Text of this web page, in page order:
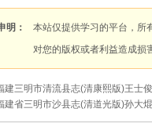
明：
本站仅提供学习的平台，所
对您的版权或者利益造成损
建三明市清流县志(清康熙版)王士
建省三明市沙县志(清道光版)孙大